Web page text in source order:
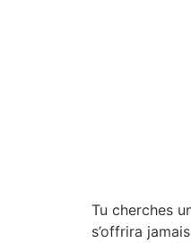
Tu cherches
s’offrira